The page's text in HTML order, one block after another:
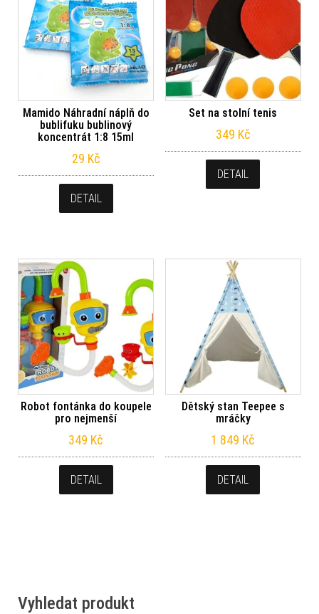
Mamido Náhradní náplň do
bublifuku bublinový
koncentrát 1:8 15ml
29 Kč
DETAIL
Set na stolní tenis
349 Kč
DETAIL
Robot fontánka do koupele
pro nejmenší
349 Kč
DETAIL
Dětský stan Teepee s
mráčky
1 849 Kč
DETAIL
Vyhledat produkt